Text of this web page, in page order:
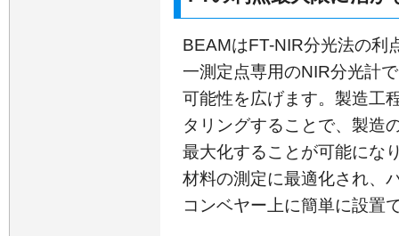
BEAMはFT-NIR分光法の利
一測定点専用のNIR分光計
可能性を広げます。製造工
タリングすることで、製造
最大化することが可能にな
材料の測定に最適化され、
コンベヤー上に簡単に設置